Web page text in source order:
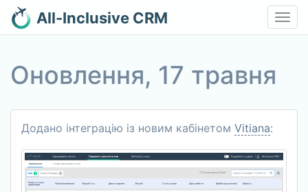
All-Inclusive CRM
Оновлення, 17 травня
Додано інтеграцію із новим кабінетом Vitiana: